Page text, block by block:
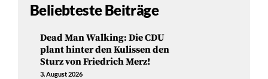
Beliebteste Beiträge
Dead Man Walking: Die CDU
plant hinter den Kulissen den
Sturz von Friedrich Merz!
3. August 2026